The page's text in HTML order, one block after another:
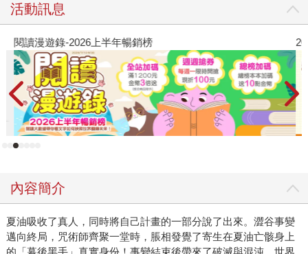
活動訊息
閱讀漫遊錄-2026上半年暢銷榜
內容簡介
夏油吸收了真人，同時將自己計畫的一部分說了出來。澀谷事變
邁向終局，咒術師齊聚一堂時，脹相發覺了寄生在夏油亡骸身上
的「幕後黑手」真實身份！事變結束後帶來了破滅與混沌，世界